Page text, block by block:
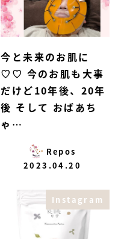
今と未来のお肌に
♡♡ 今のお肌も大事
だけど10年後、20年
後 そして おばあち
ゃ…
Repos
2023.04.20
Instagram